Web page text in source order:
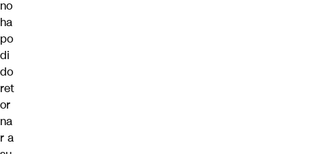
no
ha
po
di
do
ret
or
na
r a